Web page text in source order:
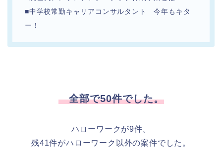
■中学校常勤キャリアコンサルタント 今年もキタ
ー！
全部で50件でした。
ハローワークが9件。
残41件がハローワーク以外の案件でした。